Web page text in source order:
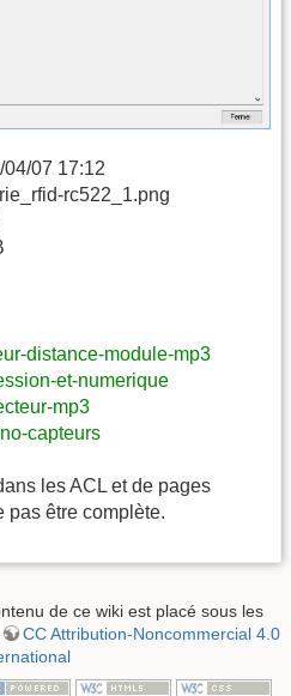
04/07 17:12
rc522_1.png
distance-module-mp3
et-numerique
mp3
capteurs
les ACL et de pages
pas être complète.
de ce wiki est placé sous les
CC Attribution-Noncommercial 4.0